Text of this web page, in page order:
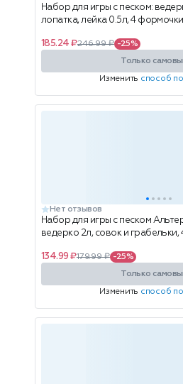
Набор для игры с песком:
лопатка, лейка 0.5л, 4 формочки
185.24 ₽246.99 ₽ -25%
Только
Изменить способ
Нет отзывов
Набор для игры с песком
ведерко 2л, совок и
134.99 ₽179.99 ₽ -25%
Только
Изменить способ